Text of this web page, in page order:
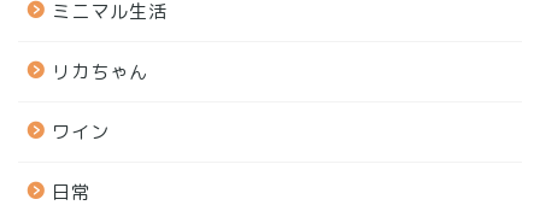
ミニマル生活
リカちゃん
ワイン
日常